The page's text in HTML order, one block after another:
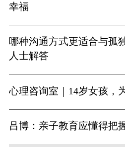
幸福
哪种沟通方式更适合与孤
人士解答
心理咨询室｜14岁女孩，
吕博：亲子教育应懂得把